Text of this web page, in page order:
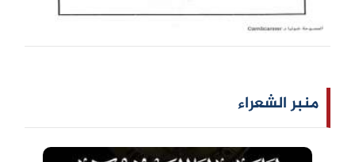
منبر الشعراء